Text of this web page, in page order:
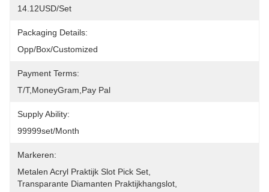
14.12USD/set
Packaging Details:
Opp/Box/Customized
Payment Terms:
T/T,MoneyGram,pay Pal
Supply Ability:
99999set/Month
Markeren:
Metalen Acryl Praktijk Slot Pick Set
Transparante Diamanten Praktijkhangslot